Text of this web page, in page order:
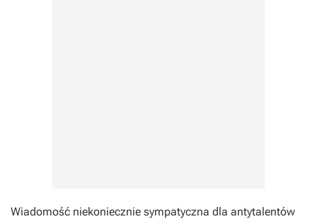
Wiadomość niekoniecznie sympatyczna dla antytalentów